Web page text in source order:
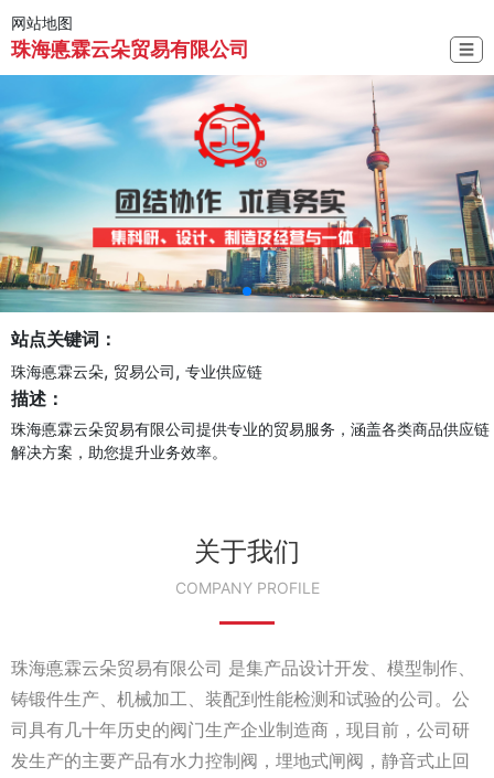
网站地图
珠海悳霖云朵贸易有限公司 ☰
站点关键词：
珠海悳霖云朵, 贸易公司, 专业供应链
描述：
珠海悳霖云朵贸易有限公司提供专业的贸易服务，涵盖各类商品供应链
解决方案，助您提升业务效率。
关于我们
COMPANY PROFILE
珠海悳霖云朵贸易有限公司 是集产品设计开发、模型制作、
铸锻件生产、机械加工、装配到性能检测和试验的公司。公
司具有几十年历史的阀门生产企业制造商，现目前，公司研
发生产的主要产品有水力控制阀，埋地式闸阀，静音式止回